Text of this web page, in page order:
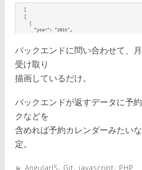
バックエンドに問い合わせて、
受け取り
描画しているだけ。
バックエンドが返すデータに予
クなどを
含めれば予約カレンダーみたい
定。
AngularJS, Git, javascript, PHP